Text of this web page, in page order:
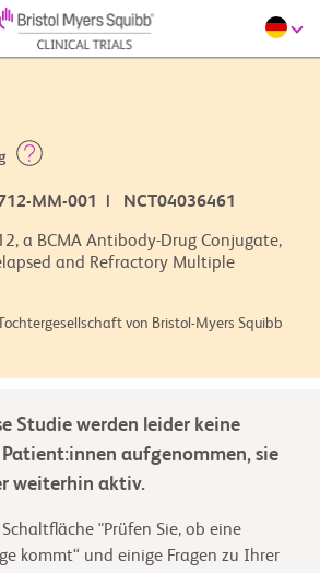
MM-001 | NCT04036461
a BCMA Antibody-Drug Conjugate,
and Refractory Multiple
von Bristol-Myers Squibb
Studie werden leider keine
Patient:innen aufgenommen, sie
weiterhin aktiv.
"Prüfen Sie, ob eine
kommt“ und einige Fragen zu Ihrer